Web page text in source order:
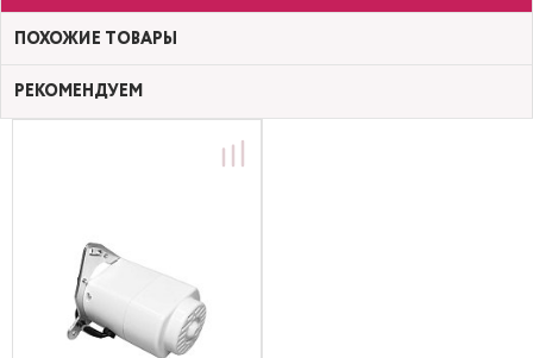
ПОХОЖИЕ ТОВАРЫ
РЕКОМЕНДУЕМ